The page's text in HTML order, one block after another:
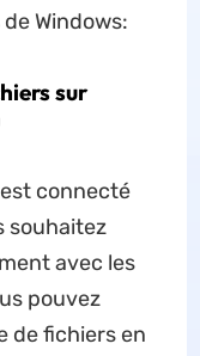
Windows:
sur
connecté
souhaitez
avec les
pouvez
de fichiers en